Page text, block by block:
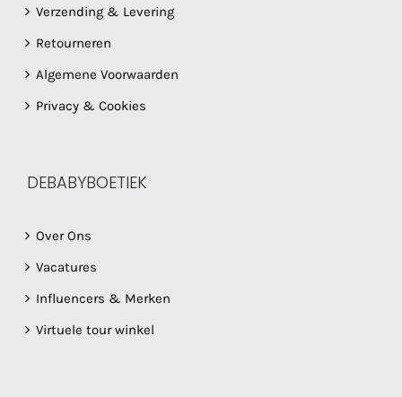
Verzending & Levering
Retourneren
Algemene Voorwaarden
Privacy & Cookies
DEBABYBOETIEK
Over Ons
Vacatures
Influencers & Merken
Virtuele tour winkel